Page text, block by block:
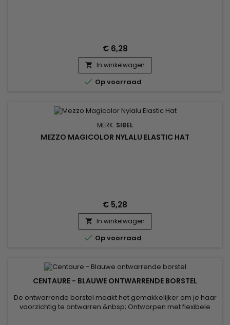
€ 6,28
 In winkelwagen
 Op voorraad
MERK: SIBEL
MEZZO MAGICOLOR NYLALU ELASTIC HAT
€ 5,28
 In winkelwagen
 Op voorraad
CENTAURE - BLAUWE ONTWARRENDE BORSTEL
De ontwarrende borstel maakt het gemakkelijker om je haar
voorzichtig te ontwarren.&nbsp; Ontworpen met flexibele